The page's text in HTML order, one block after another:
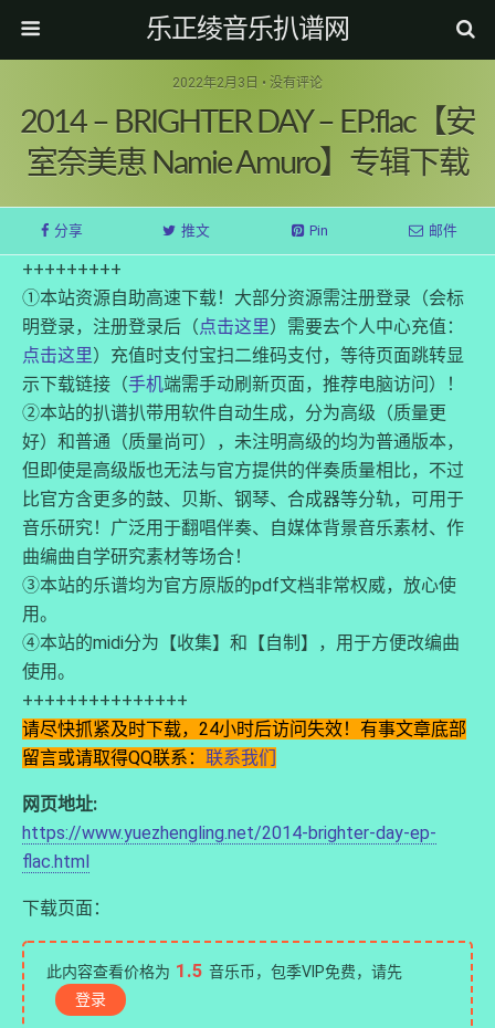
乐正绫音乐扒谱网
2022年2月3日 • 没有评论
2014 – BRIGHTER DAY – EP.flac【安
室奈美恵 Namie Amuro】专辑下载
分享 推文 Pin 邮件
+++++++++
①本站资源自助高速下载！大部分资源需注册登录（会标
明登录，注册登录后（点击这里）需要去个人中心充值：
点击这里）充值时支付宝扫二维码支付，等待页面跳转显
示下载链接（手机端需手动刷新页面，推荐电脑访问）！
②本站的扒谱扒带用软件自动生成，分为高级（质量更
好）和普通（质量尚可），未注明高级的均为普通版本，
但即使是高级版也无法与官方提供的伴奏质量相比，不过
比官方含更多的鼓、贝斯、钢琴、合成器等分轨，可用于
音乐研究！广泛用于翻唱伴奏、自媒体背景音乐素材、作
曲编曲自学研究素材等场合！
③本站的乐谱均为官方原版的pdf文档非常权威，放心使
用。
④本站的midi分为【收集】和【自制】，用于方便改编曲
使用。
+++++++++++++++
请尽快抓紧及时下载，24小时后访问失效！有事文章底部
留言或请取得QQ联系： 联系我们
网页地址:
https://www.yuezhengling.net/2014-brighter-day-ep-
flac.html
下载页面：
此内容查看价格为 1.5 音乐币，包季VIP免费，请先
登录